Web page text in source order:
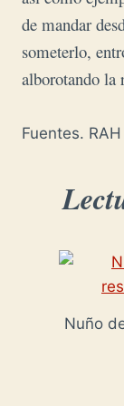
de mandar
someterlo,
alborotando
Fuentes. RAH
Nuño